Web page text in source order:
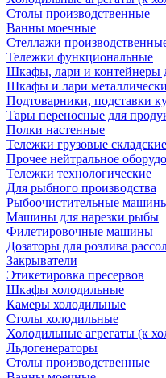
Столы производственные
Ванны моечные
Стеллажи
Тележки функциональные
Шкафы, лари и контейнеры
Шкафы и лари
Подтоварники, подставки
Тары переносные для
Полки настенные
Тележки грузовые складские
Прочее нейтральное
Тележки технологические
Для рыбного производства
Рыбоочистительные
Машины для нарезки рыбы
Филетировочные машины
Дозаторы для розлива
Закрыватели
Этикетировка пресервов
Шкафы холодильные
Камеры холодильные
Столы холодильные
Холодильные агрегаты (к
Льдогенераторы
Столы производственные